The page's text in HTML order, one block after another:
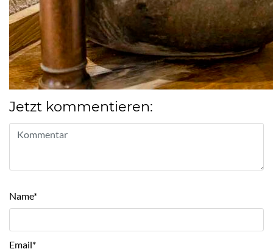
Jetzt kommentieren:
Name*
Email*